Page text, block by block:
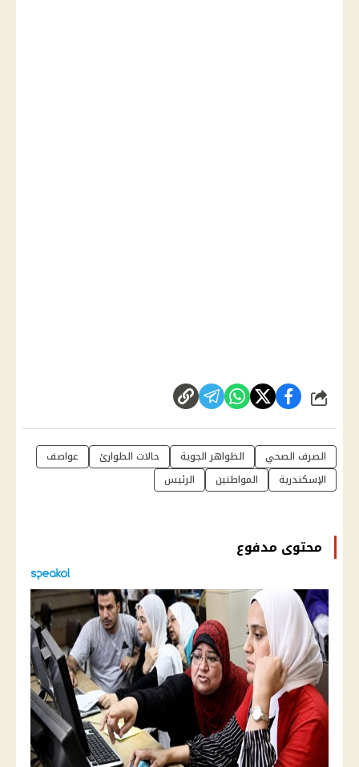
شارك
الصرف الصحي الظواهر الجوية حالات الطوارئ
عواصف
الإسكندرية
المواطنين الرئيس
محتوى مدفوع